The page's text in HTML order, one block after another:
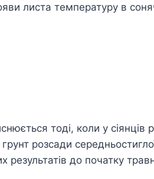
листа температуру в
тоді, коли у
розсади
результатів до початку